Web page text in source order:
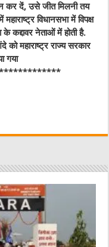
कर दें, उसे जीत मिलनी तय
विधानसभा में विपक्ष
कद्दावर नेताओं में होती है.
महाराष्ट्र राज्य सरकार
गया